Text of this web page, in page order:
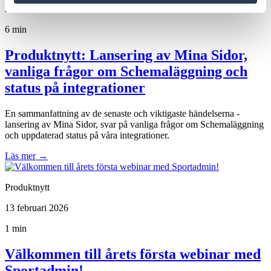
27 februari 2026
6 min
Produktnytt: Lansering av Mina Sidor,
vanliga frågor om Schemaläggning och
status på integrationer
En sammanfattning av de senaste och viktigaste händelserna -
lansering av Mina Sidor, svar på vanliga frågor om Schemaläggning
och uppdaterad status på våra integrationer.
Läs mer →
Produktnytt
13 februari 2026
1 min
Välkommen till årets första webinar med